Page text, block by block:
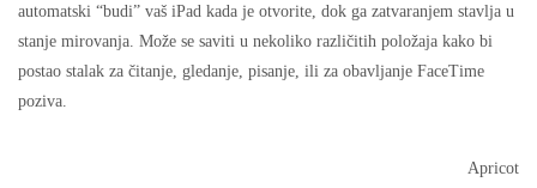
automatski “budi” vaš iPad kada je otvorite, dok ga zatvaranjem stavlja u
stanje mirovanja. Može se saviti u nekoliko različitih položaja kako bi
postao stalak za čitanje, gledanje, pisanje, ili za obavljanje FaceTime
poziva.
Apricot